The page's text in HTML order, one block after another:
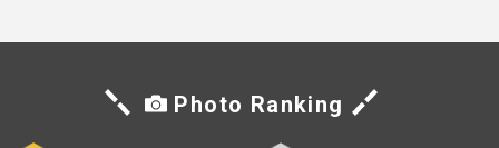
生きただけ」離婚、病、介護…波瀾万丈を
週刊女性2026年4月7日・14日号
Photo Ranking